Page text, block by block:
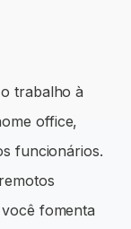
trabalho à
office,
funcionários.
fomenta